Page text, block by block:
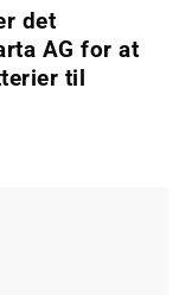
det
AG for at
til